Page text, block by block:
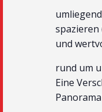
spazieren
und
rund um
Eine